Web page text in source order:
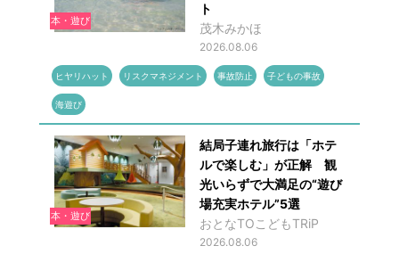
本・遊び
ト
茂木みかほ
2026.08.06
ヒヤリハット リスクマネジメント 事故防止 子どもの事故
海遊び
本・遊び
結局子連れ旅行は「ホテ
ルで楽しむ」が正解 観
光いらずで大満足の“遊び
場充実ホテル”5選
おとなTOこどもTRiP
2026.08.06